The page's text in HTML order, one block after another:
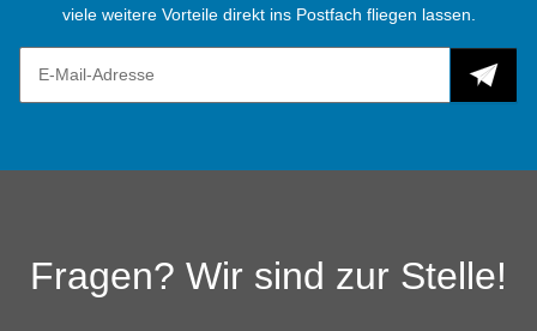
viele weitere Vorteile direkt ins Postfach fliegen lassen.
Fragen? Wir sind zur Stelle!